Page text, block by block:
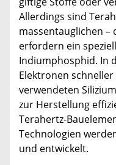
Allerdings sind
massentauglichen –
erfordern ein
Indiumphosphid. In
Elektronen
verwendeten
zur Herstellung
Terahertz-
Technologien
und entwickelt.